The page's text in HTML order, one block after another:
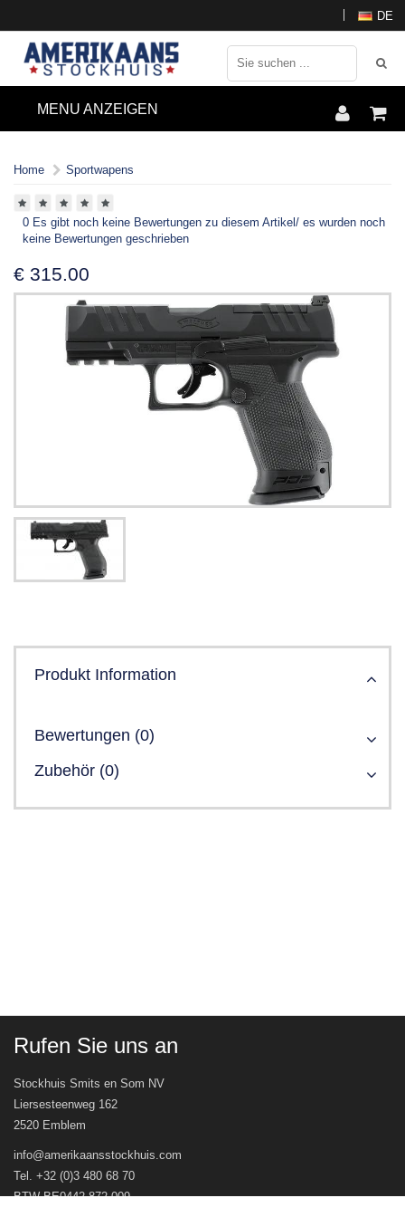
DE
MENU ANZEIGEN
Home Sportwapens
0 Es gibt noch keine Bewertungen zu diesem Artikel/ es wurden noch
keine Bewertungen geschrieben
€ 315.00
Produkt Information
Bewertungen (0)
Zubehör (0)
Rufen Sie uns an
Stockhuis Smits en Som NV
Liersesteenweg 162
2520 Emblem
info@amerikaansstockhuis.com
Tel. +32 (0)3 480 68 70
BTW BE0442.872.009